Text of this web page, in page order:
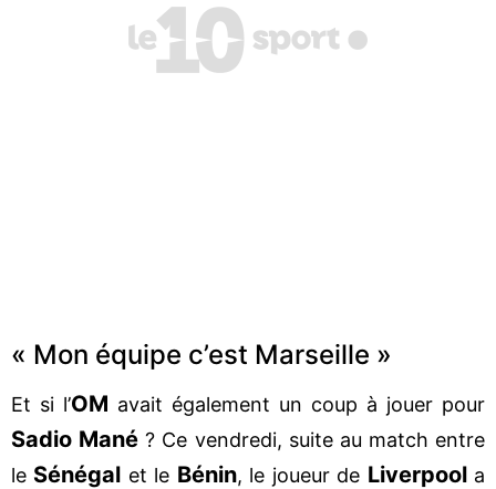
« Mon équipe c’est Marseille »
Et si l’OM avait également un coup à jouer pour
Sadio Mané ? Ce vendredi, suite au match entre
le Sénégal et le Bénin, le joueur de Liverpoola